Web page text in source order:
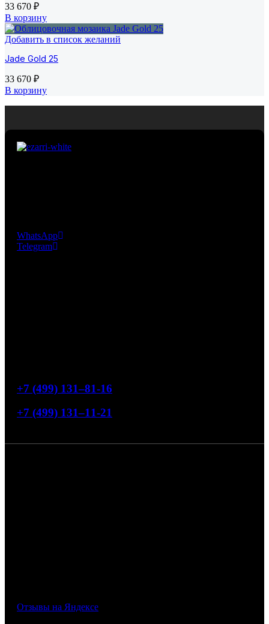
33 670 ₽
В корзину
Добавить в список желаний
Jade Gold 25
33 670 ₽
В корзину
WhatsApp
Telegram
+7 (499) 131–81-16
+7 (499) 131–11-21
Отзывы на Яндексе